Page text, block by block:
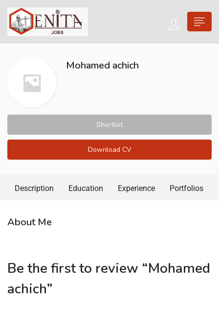
Mohamed achich
Shortlist
Download CV
Description Education Experience Portfolios
About Me
Be the first to review “Mohamed
achich”